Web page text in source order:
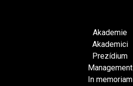
Akademie
Akademici
Prezídium
Management
In memoriam